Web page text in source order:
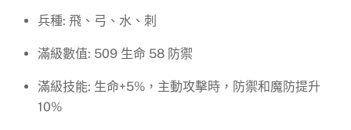
兵種: 飛、弓、水、刺
滿級數值: 509 生命 58 防禦
滿級技能: 生命+5%，主動攻擊時，防禦和魔防提升
10%